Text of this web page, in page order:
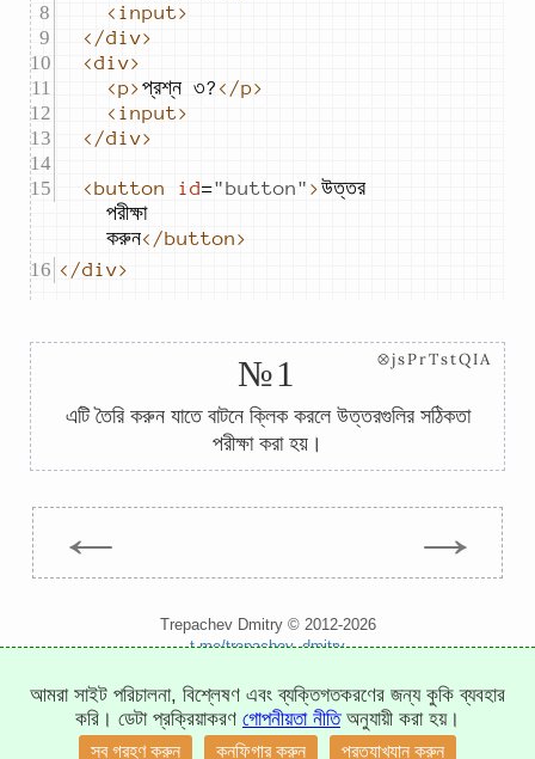
<input>
</div>
<div>
<p>প্রশ্ন ৩? </p>
<input>
</div>
<button id="button" >উত্তর
পরীক্ষা
করুন</button>
</div>
№1 ⊗jsPrTstQIA
এটি তৈরি করুন যাতে বাটনে ক্লিক করলে উত্তরগুলির সঠিকতা
পরীক্ষা করা হয়।
← →
Trepachev Dmitry © 2012-2026
t.me/trepachev_dmitry
আমরা সাইট পরিচালনা, বিশ্লেষণ এবং ব্যক্তিগতকরণের জন্য কুকি ব্যবহার
করি। ডেটা প্রক্রিয়াকরণ গোপনীয়তা নীতিঅনুযায়ী করা হয়।
সব গ্রহণ করুন কনফিগার করুন প্রত্যাখ্যান করুন